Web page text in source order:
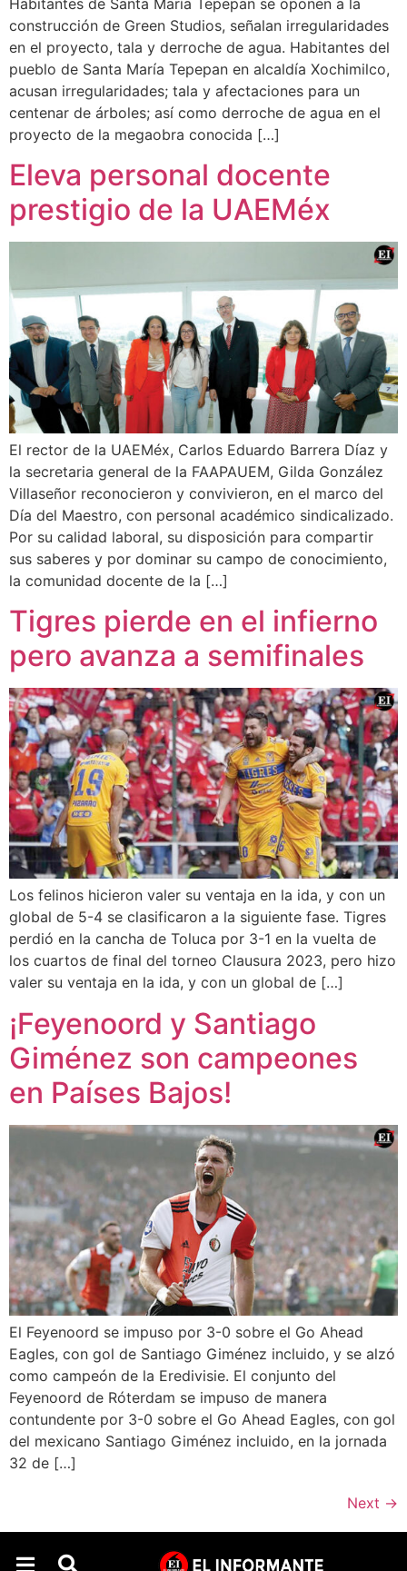
construcción de Green Studios, señalan irregularidades
en el proyecto, tala y derroche de agua. Habitantes del
pueblo de Santa María Tepepan en alcaldía Xochimilco,
acusan irregularidades; tala y afectaciones para un
centenar de árboles; así como derroche de agua en el
proyecto de la megaobra conocida […]
Eleva personal docente
prestigio de la UAEMéx
El rector de la UAEMéx, Carlos Eduardo Barrera Díaz y
la secretaria general de la FAAPAUEM, Gilda González
Villaseñor reconocieron y convivieron, en el marco del
Día del Maestro, con personal académico sindicalizado.
Por su calidad laboral, su disposición para compartir
sus saberes y por dominar su campo de conocimiento,
la comunidad docente de la […]
Tigres pierde en el infierno
pero avanza a semifinales
Los felinos hicieron valer su ventaja en la ida, y con un
global de 5-4 se clasificaron a la siguiente fase. Tigres
perdió en la cancha de Toluca por 3-1 en la vuelta de
los cuartos de final del torneo Clausura 2023, pero hizo
valer su ventaja en la ida, y con un global de […]
¡Feyenoord y Santiago
Giménez son campeones
en Países Bajos!
El Feyenoord se impuso por 3-0 sobre el Go Ahead
Eagles, con gol de Santiago Giménez incluido, y se alzó
como campeón de la Eredivisie. El conjunto del
Feyenoord de Róterdam se impuso de manera
contundente por 3-0 sobre el Go Ahead Eagles, con gol
del mexicano Santiago Giménez incluido, en la jornada
32 de […]
Next →